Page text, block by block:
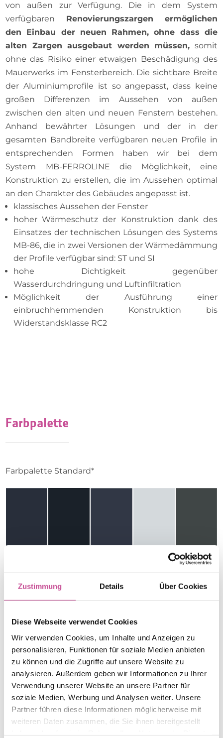
Zustimmung Details Über Cookies
Diese Webseite verwendet Cookies
Wir verwenden Cookies, um Inhalte und Anzeigen zu
personalisieren, Funktionen für soziale Medien anbieten
zu können und die Zugriffe auf unsere Website zu
analysieren. Außerdem geben wir Informationen zu Ihrer
Verwendung unserer Website an unsere Partner für
soziale Medien, Werbung und Analysen weiter. Unsere
Partner führen diese Informationen möglicherweise mit
weiteren Daten zusammen, die Sie ihnen bereitgestellt
von außen zur Verfügung. Die in dem System
verfügbaren Renovierungszargen ermöglichen
den Einbau der neuen Rahmen, ohne dass die
alten Zargen ausgebaut werden müssen, somit
ohne das Risiko einer etwaigen Beschädigung des
Mauerwerks im Fensterbereich. Die sichtbare Breite
der Aluminiumprofile ist so angepasst, dass keine
großen Differenzen im Aussehen von außen
zwischen den alten und neuen Fenstern bestehen.
Anhand bewährter Lösungen und der in der
gesamten Bandbreite verfügbaren neuen Profile in
entsprechenden Formen haben wir bei dem
System MB-FERROLINE die Möglichkeit, eine
Konstruktion zu erstellen, die im Aussehen optimal
an den Charakter des Gebäudes angepasst ist.
klassisches Aussehen der Fenster
hoher Wärmeschutz der Konstruktion dank des
Einsatzes der technischen Lösungen des Systems
MB-86, die in zwei Versionen der Wärmedämmung
der Profile verfügbar sind: ST und SI
hohe Dichtigkeit gegenüber
Wasserdurchdringung und Luftinfiltration
Möglichkeit der Ausführung einer
einbruchhemmenden Konstruktion bis
Widerstandsklasse RC2
Farbpalette
Farbpalette Standard*
RAL 7043
Verkehrsgrau B
RAL 8019 Braun RAL 9005
Tiefschwarz
RAL 9006
WeißAluminium
RAL 9007
Silber-grau
* Wir bieten auch viele Außerstandarddekore an.
Aluminiumfenster sind in jeder Farbe aus der RAL-
Palette erhältlich (genarbt oder glatt). Wir bieten
auch viele Holzdekore an (ADEC), die in Karte
“Download“ verfügbar sind.